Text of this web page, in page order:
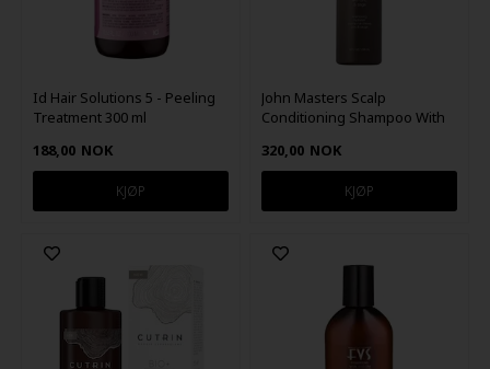
Id Hair Solutions 5 - Peeling
Treatment 300 ml
188,00 NOK
John Masters Scalp
Conditioning Shampoo With
320,00 NOK